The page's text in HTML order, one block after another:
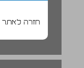
חזרה לאתר
לשון ... 22